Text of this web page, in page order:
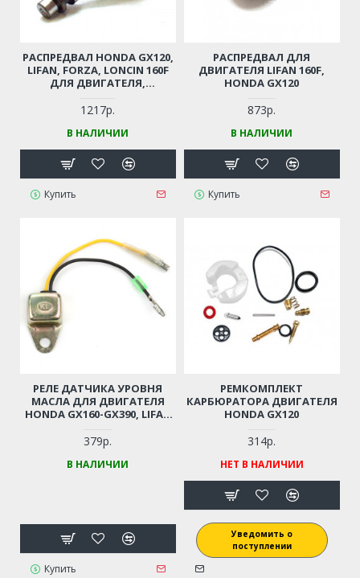
РАСПРЕДВАЛ HONDA GX120,
LIFAN, FORZA, LONCIN 160F
ДЛЯ ДВИГАТЕЛЯ,
МОТОКУЛЬТИВАТОРА И ПР.
1217р.
В НАЛИЧИИ
Купить
РАСПРЕДВАЛ ДЛЯ
ДВИГАТЕЛЯ LIFAN 160F,
HONDA GX120
873р.
В НАЛИЧИИ
Купить
РЕЛЕ ДАТЧИКА УРОВНЯ
МАСЛА ДЛЯ ДВИГАТЕЛЯ
HONDA GX160-GX390, LIFAN
379р.
В НАЛИЧИИ
Купить
РЕМКОМПЛЕКТ
КАРБЮРАТОРА ДВИГАТЕЛЯ
HONDA GX120
314р.
НЕТ В НАЛИЧИИ
Уведомить о
поступлении